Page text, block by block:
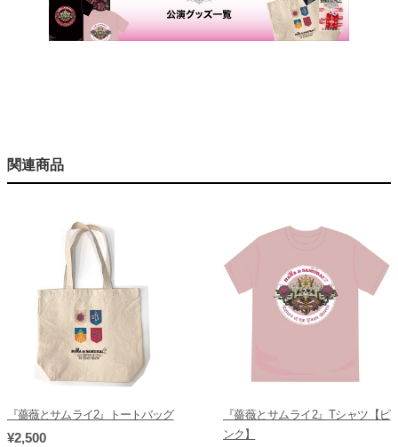
関連商品
『薔薇とサムライ2』トートバッグ
¥2,500
『薔薇とサムライ2』Tシャツ【ピ
ンク】